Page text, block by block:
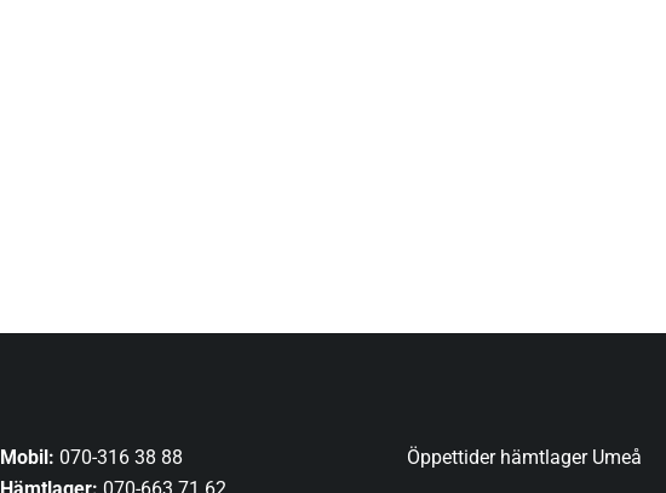
Mobil: 070-316 38 88
Öppettider hämtlager Umeå